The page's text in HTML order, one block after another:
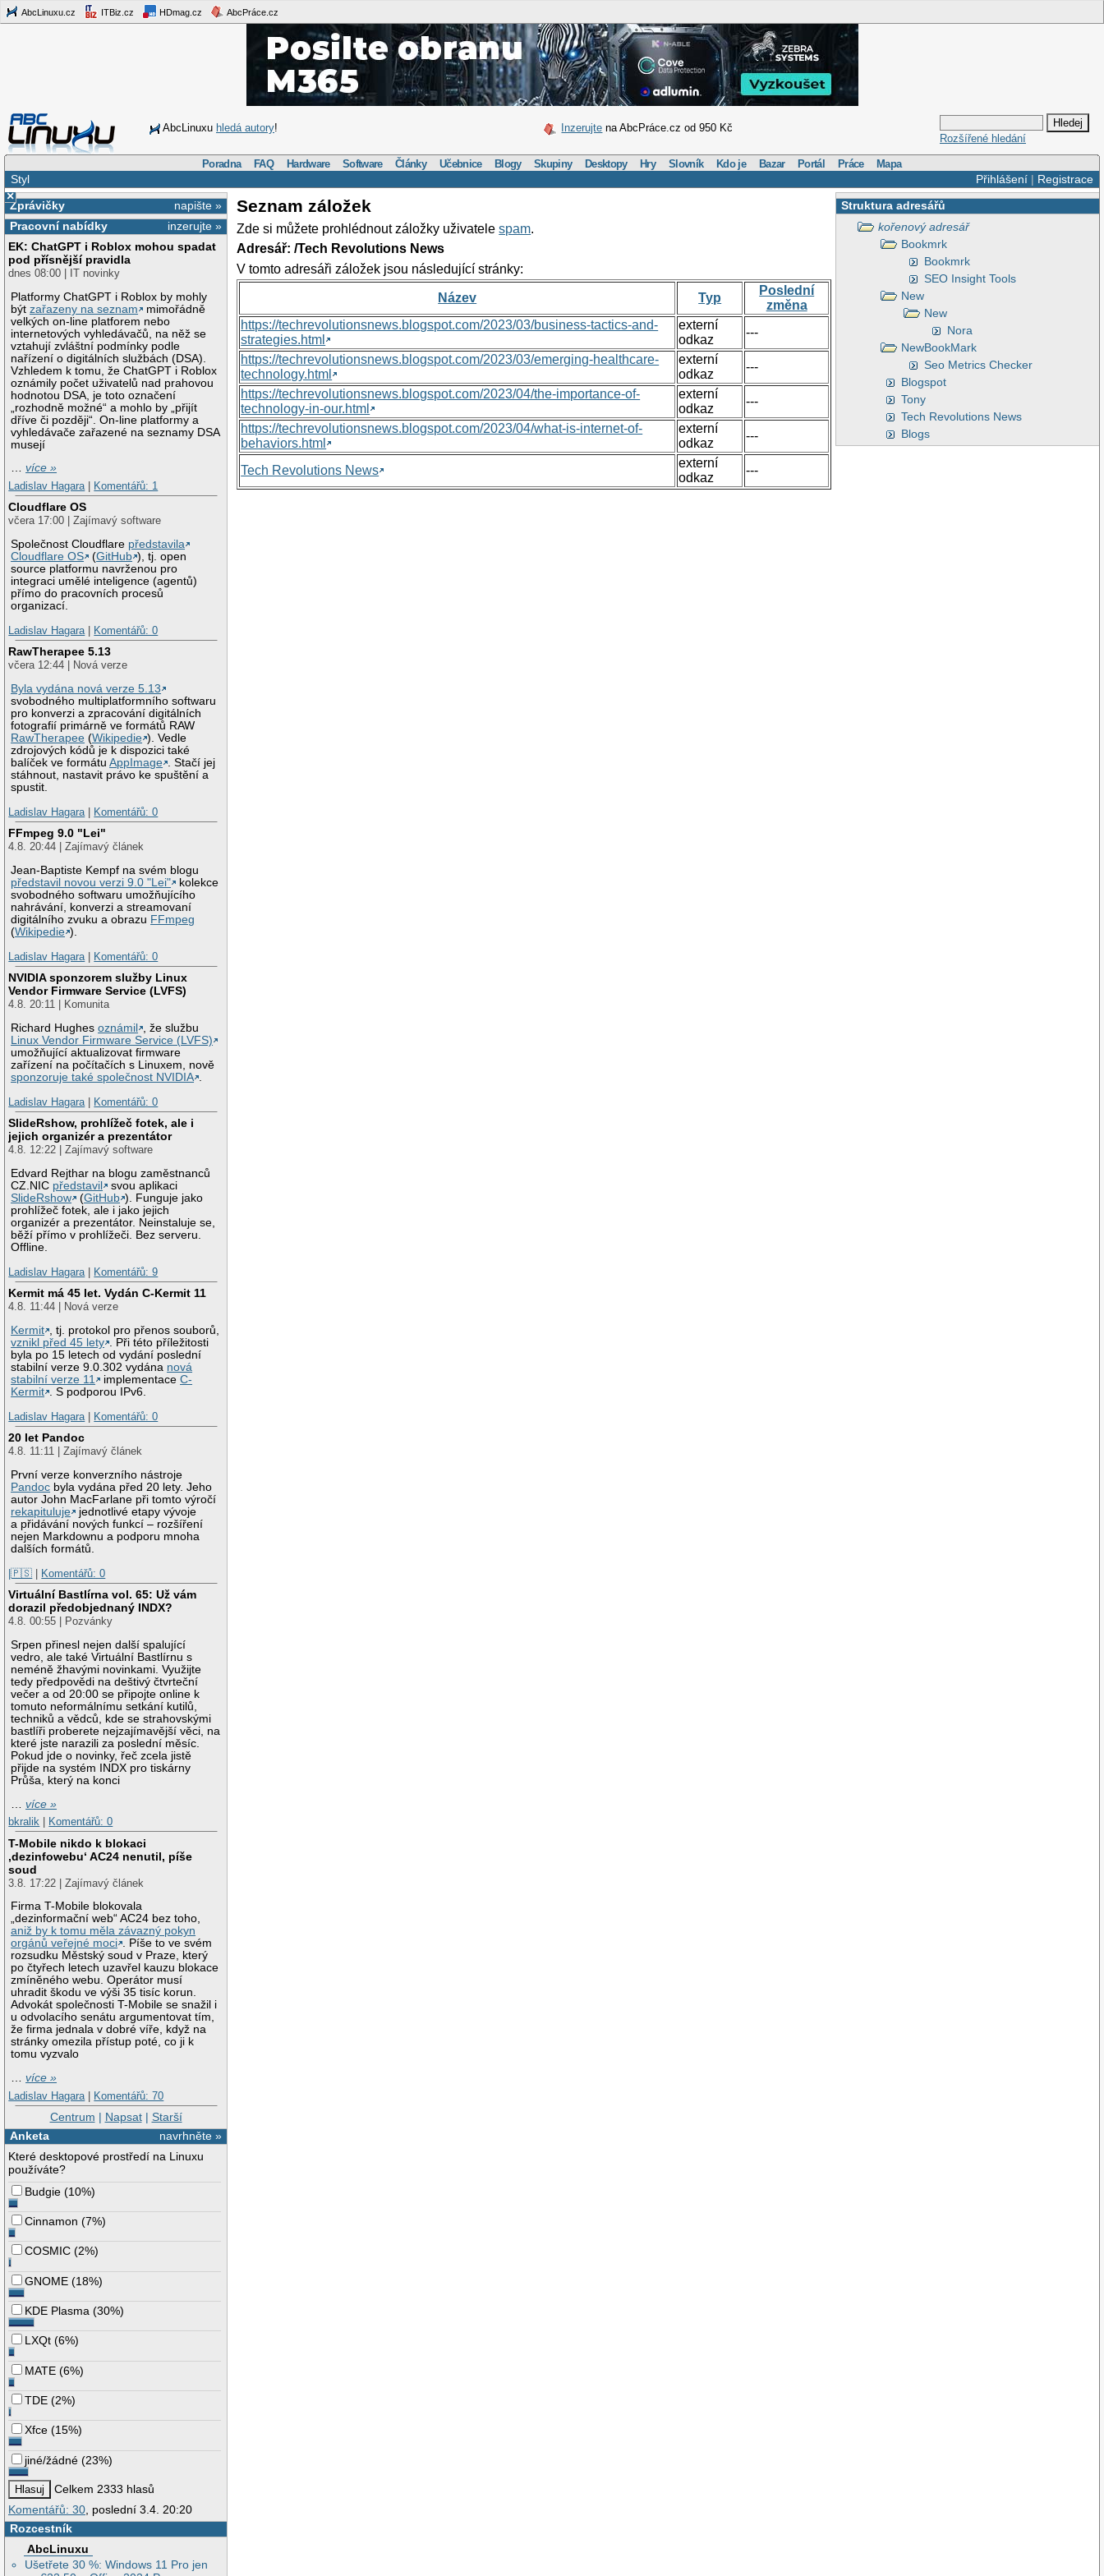
AbcLinuxu.cz ITBiz.cz HDmag.cz AbcPráce.cz
AbcLinuxu hledá autory! Inzerujte na AbcPráce.cz od 950 Kč
Rozšířené hledání
Poradna FAQ Hardware Software Články Učebnice Blogy Skupiny Desktopy Hry Slovník Kdo je Bazar Portál Práce Mapa
Přihlášení| Registrace
Styl
×
napište »
Zprávičky
inzerujte »
Pracovní nabídky
EK: ChatGPT i Roblox mohou spadat
pod přísnější pravidla
dnes 08:00 | IT novinky
Platformy ChatGPT i Roblox by mohly
býtzařazeny na seznam
mimořádně
velkých on-line platforem nebo
internetových vyhledávačů, na něž se
vztahují zvláštní podmínky podle
nařízení o digitálních službách (DSA).
Vzhledem k tomu, že ChatGPT i Roblox
oznámily počet uživatelů nad prahovou
hodnotou DSA, je toto označení
„rozhodně možné“ a mohlo by „přijít
dříve či později“. On-line platformy a
vyhledávače zařazené na seznamy DSA
musejí
…více »
Ladislav Hagara
Komentářů: 1
Cloudflare OS
včera 17:00 | Zajímavý software
Společnost Cloudflare představila
Cloudflare OS
(GitHub ), tj. open
source platformu navrženou pro
integraci umělé inteligence (agentů)
přímo do pracovních procesů
organizací.
Ladislav Hagara
Komentářů: 0
RawTherapee 5.13
včera 12:44 | Nová verze
Byla vydána nová verze 5.13
svobodného multiplatformního softwaru
pro konverzi a zpracování digitálních
fotografií primárně ve formátů RAW
RawTherapee (Wikipedie ). Vedle
zdrojových kódů je k dispozici také
balíček ve formátuAppImage . Stačí jej
stáhnout, nastavit právo ke spuštění a
spustit.
Ladislav Hagara
Komentářů: 0
FFmpeg 9.0 "Lei"
4.8. 20:44 | Zajímavý článek
Jean-Baptiste Kempf na svém blogu
představil novou verzi 9.0 "Lei"
kolekce
svobodného softwaru umožňujícího
nahrávání, konverzi a streamovaní
digitálního zvuku a obrazu FFmpeg
(Wikipedie ).
Ladislav Hagara
Komentářů: 0
NVIDIA sponzorem služby Linux
Vendor Firmware Service (LVFS)
4.8. 20:11 | Komunita
Richard Hughesoznámil
, že službu
Linux Vendor Firmware Service (LVFS)
umožňující aktualizovat firmware
zařízení na počítačích s Linuxem, nově
sponzoruje také společnost NVIDIA .
Ladislav Hagara | Komentářů: 0
SlideRshow, prohlížeč fotek, ale i
jejich organizér a prezentátor
4.8. 12:22 | Zajímavý software
Edvard Rejthar na blogu zaměstnanců
CZ.NIC představil
svou aplikaci
SlideRshow
(GitHub ). Funguje jako
prohlížeč fotek, ale i jako jejich
organizér a prezentátor. Neinstaluje se,
běží přímo v prohlížeči. Bez serveru.
Offline.
Ladislav Hagara | Komentářů: 9
Kermit má 45 let. Vydán C-Kermit 11
4.8. 11:44 | Nová verze
Kermit , tj. protokol pro přenos souborů,
vznikl před 45 lety . Při této příležitosti
byla po 15 letech od vydání poslední
stabilní verze 9.0.302 vydána nová
stabilní verze 11
implementaceC-
Kermit . S podporou IPv6.
Ladislav Hagara | Komentářů: 0
20 let Pandoc
4.8. 11:11 | Zajímavý článek
První verze konverzního nástroje
Pandoc byla vydána před 20 lety. Jeho
autor John MacFarlane při tomto výročí
rekapituluje
jednotlivé etapy vývoje
a přidávání nových funkcí – rozšíření
nejen Markdownu a podporu mnoha
dalších formátů.
|🇵🇸 | Komentářů: 0
Virtuální Bastlírna vol. 65: Už vám
dorazil předobjednaný INDX?
4.8. 00:55 | Pozvánky
Srpen přinesl nejen další spalující
vedro, ale také Virtuální Bastlírnu s
neméně žhavými novinkami. Využijte
tedy předpovědi na deštivý čtvrteční
večer a od 20:00 se připojte online k
tomuto neformálnímu setkání kutilů,
techniků a vědců, kde se strahovskými
bastlíři proberete nejzajímavější věci, na
které jste narazili za poslední měsíc.
Pokud jde o novinky, řeč zcela jistě
přijde na systém INDX pro tiskárny
Průša, který na konci
…více »
bkralik
Komentářů: 0
T-Mobile nikdo k blokaci
‚dezinfowebu‘ AC24 nenutil, píše
soud
3.8. 17:22 | Zajímavý článek
Firma T-Mobile blokovala
„dezinformační web“ AC24 bez toho,
aniž by k tomu měla závazný pokyn
orgánů veřejné moci . Píše to ve svém
rozsudku Městský soud v Praze, který
po čtyřech letech uzavřel kauzu blokace
zmíněného webu. Operátor musí
uhradit škodu ve výši 35 tisíc korun.
Advokát společnosti T-Mobile se snažil i
u odvolacího senátu argumentovat tím,
že firma jednala v dobré víře, když na
stránky omezila přístup poté, co ji k
tomu vyzvalo
…více »
Ladislav Hagara | Komentářů: 70
Centrum | Napsat| Starší
navrhněte »
Anketa
Které desktopové prostředí na Linuxu
používáte?
Budgie (10%)
Cinnamon (7%)
COSMIC (2%)
GNOME (18%)
KDE Plasma (30%)
LXQt (6%)
MATE (6%)
TDE (2%)
Xfce (15%)
jiné/žádné (23%)
Celkem 2333 hlasů
Komentářů: 30, poslední 3.4. 20:20
Rozcestník
AbcLinuxu
Ušetřete 30 %: Windows 11 Pro jen
Struktura adresářů
kořenový adresář
Bookmrk
Bookmrk
SEO Insight Tools
New
New
Nora
NewBookMark
Seo Metrics Checker
Blogspot
Tony
Tech Revolutions News
Blogs
Seznam záložek
Zde si můžete prohlédnout záložky uživatelespam.
Adresář: /Tech Revolutions News
V tomto adresáři záložek jsou následující stránky:
Název Typ
Poslední
změna
https://techrevolutionsnews.blogspot.com/2023/03/business-tactics-and-
strategies.html
externí
odkaz
---
https://techrevolutionsnews.blogspot.com/2023/03/emerging-healthcare-
technology.html
externí
odkaz
---
https://techrevolutionsnews.blogspot.com/2023/04/the-importance-of-
technology-in-our.html
externí
odkaz
---
https://techrevolutionsnews.blogspot.com/2023/04/what-is-internet-of-
behaviors.html
externí
odkaz
---
Tech Revolutions News
externí
odkaz
---